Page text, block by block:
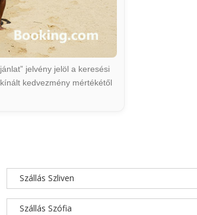
jelvény jelöl a keresési
kedvezmény mértékétől
Szállás Szliven
Szállás Szófia